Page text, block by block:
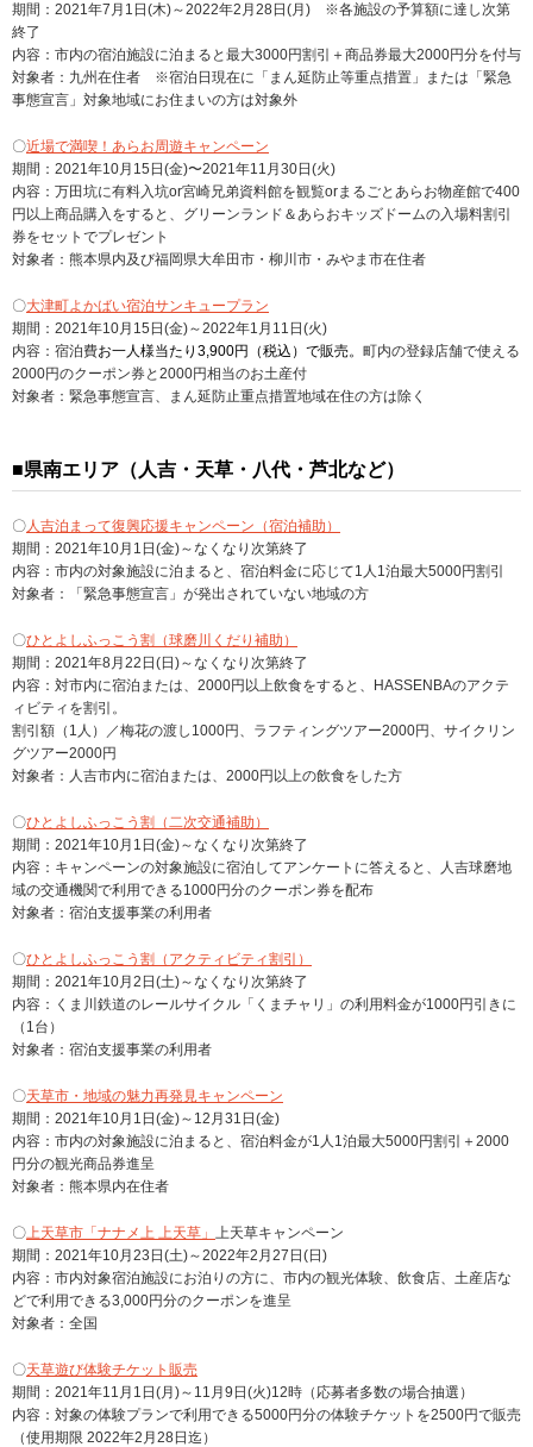
期間：2021年7月1日(木)～2022年2月28日(月) ※各施設の予算額に達し次第
終了
内容：市内の宿泊施設に泊まると最大3000円割引＋商品券最大2000円分を付与
対象者：九州在住者 ※宿泊日現在に「まん延防止等重点措置」または「緊急
事態宣言」対象地域にお住まいの方は対象外
〇近場で満喫！あらお周遊キャンペーン
期間：2021年10月15日(金)〜2021年11月30日(火)
内容：万田坑に有料入坑or宮崎兄弟資料館を観覧orまるごとあらお物産館で400
円以上商品購入をすると、グリーンランド＆あらおキッズドームの入場料割引
券をセットでプレゼント
対象者：熊本県内及び福岡県大牟田市・柳川市・みやま市在住者
〇大津町よかばい宿泊サンキュープラン
期間：2021年10月15日(金)～2022年1月11日(火)
内容：宿泊費お一人様当たり3,900円（税込）で販売。 町内の登録店舗で使える
2000円のクーポン券と2000円相当のお土産付
対象者：緊急事態宣言、まん延防止重点措置地域在住の方は除く
■県南エリア（人吉・天草・八代・芦北など）
〇人吉泊まって復興応援キャンペーン（宿泊補助）
期間：2021年10月1日(金)～なくなり次第終了
内容：市内の対象施設に泊まると、宿泊料金に応じて1人1泊最大5000円割引
対象者：「緊急事態宣言」が発出されていない地域の方
〇ひとよしふっこう割（球磨川くだり補助）
期間：2021年8月22日(日)～なくなり次第終了
内容：対市内に宿泊または、2000円以上飲食をすると、HASSENBAのアクテ
ィビティを割引。
割引額（1人）／梅花の渡し1000円、ラフティングツアー2000円、サイクリン
グツアー2000円
対象者：人吉市内に宿泊または、2000円以上の飲食をした方
〇ひとよしふっこう割（二次交通補助）
期間：2021年10月1日(金)～なくなり次第終了
内容：キャンペーンの対象施設に宿泊してアンケートに答えると、人吉球磨地
域の交通機関で利用できる1000円分のクーポン券を配布
対象者：宿泊支援事業の利用者
〇ひとよしふっこう割（アクティビティ割引）
期間：2021年10月2日(土)～なくなり次第終了
内容：くま川鉄道のレールサイクル「くまチャリ」の利用料金が1000円引きに
（1台）
対象者：宿泊支援事業の利用者
〇天草市・地域の魅力再発見キャンペーン
期間：2021年10月1日(金)～12月31日(金)
内容：市内の対象施設に泊まると、宿泊料金が1人1泊最大5000円割引＋2000
円分の観光商品券進呈
対象者：熊本県内在住者
〇上天草市 「ナナメ上 上天草」 上天草キャンペーン
期間：2021年10月23日(土)～2022年2月27日(日)
内容：市内対象宿泊施設にお泊りの方に、市内の観光体験、飲食店、土産店な
どで利用できる3,000円分のクーポンを進呈
対象者：全国
〇天草遊び体験チケット販売
期間：2021年11月1日(月)～11月9日(火)12時（応募者多数の場合抽選）
内容：対象の体験プランで利用できる5000円分の体験チケットを2500円で販売
（使用期限 2022年2月28日迄）